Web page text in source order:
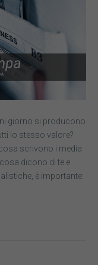
giorno si producono
lo stesso valore?
scrivono i media
dicono di te e
è importante: